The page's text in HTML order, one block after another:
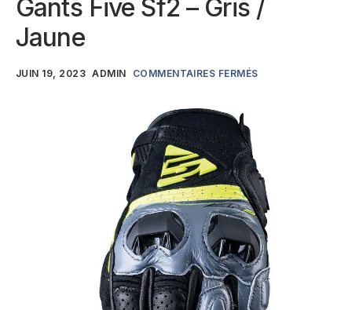
Guide d’achat
Gants Five Sf2 – Gris /
Jaune
JUIN 19, 2023 ADMIN COMMENTAIRES FERMÉS